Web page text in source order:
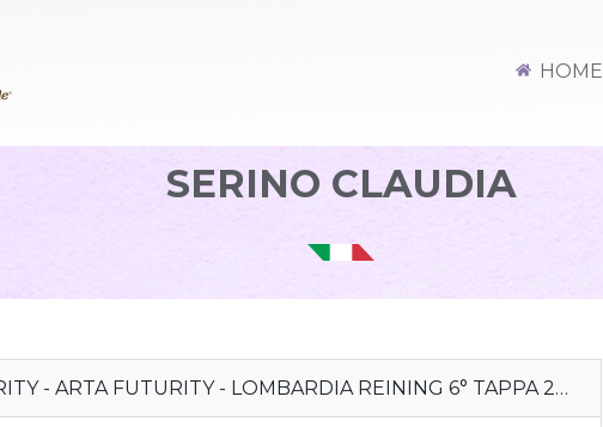
HOME
SERINO CLAUDIA
- ARTA FUTURITY - LOMBARDIA REINING 6° TAPPA 2022